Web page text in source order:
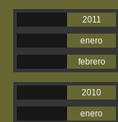
2011
enero
febrero
2010
enero